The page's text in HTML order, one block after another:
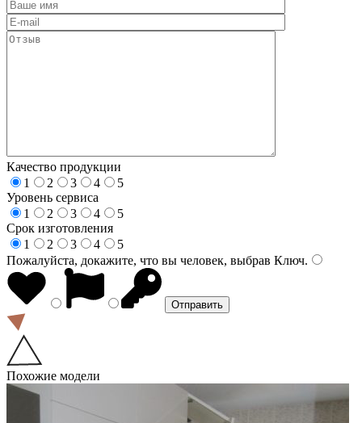
Качество продукции
1
2 3 4
5
Уровень сервиса
1
2 3 4
5
Срок изготовления
1
2 3 4
5
Пожалуйста, докажите, что вы человек, выбрав Ключ.
Похожие модели